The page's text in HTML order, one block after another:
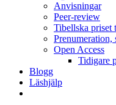
Anvisningar
Peer-review
Tibellska priset
Prenumeration,
Open Access
Tidigare
Blogg
Läshjälp